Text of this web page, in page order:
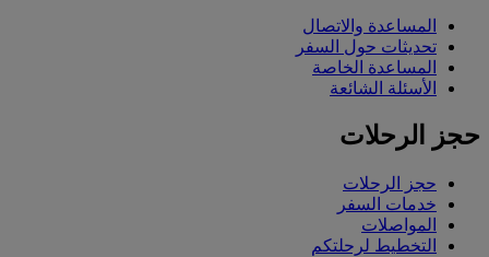
المساعدة والاتصال
تحديثات حول السفر
المساعدة الخاصة
الأسئلة الشائعة
حجز الرحلات
حجز الرحلات
خدمات السفر
المواصلات
التخطيط لرحلتكم